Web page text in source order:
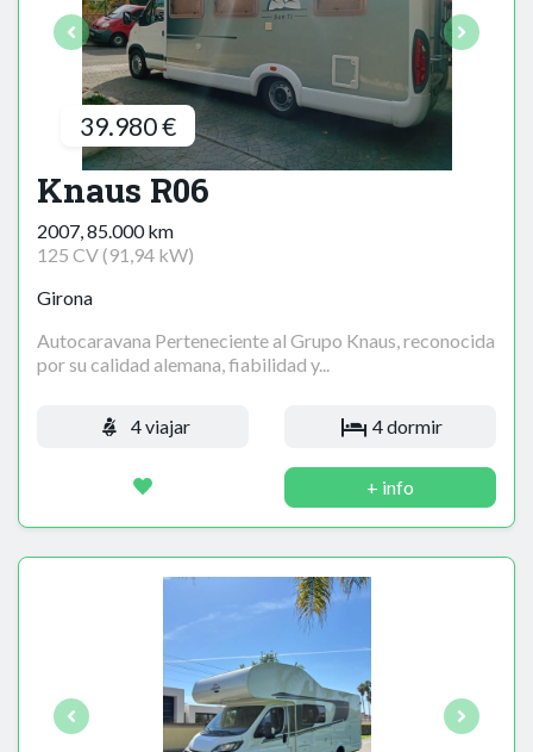
39.980 €
Knaus R06
2007, 85.000 km
125 CV (91,94 kW)
Girona
Autocaravana Perteneciente al Grupo Knaus, reconocida
por su calidad alemana, fiabilidad y...
4 viajar 4 dormir
+ info